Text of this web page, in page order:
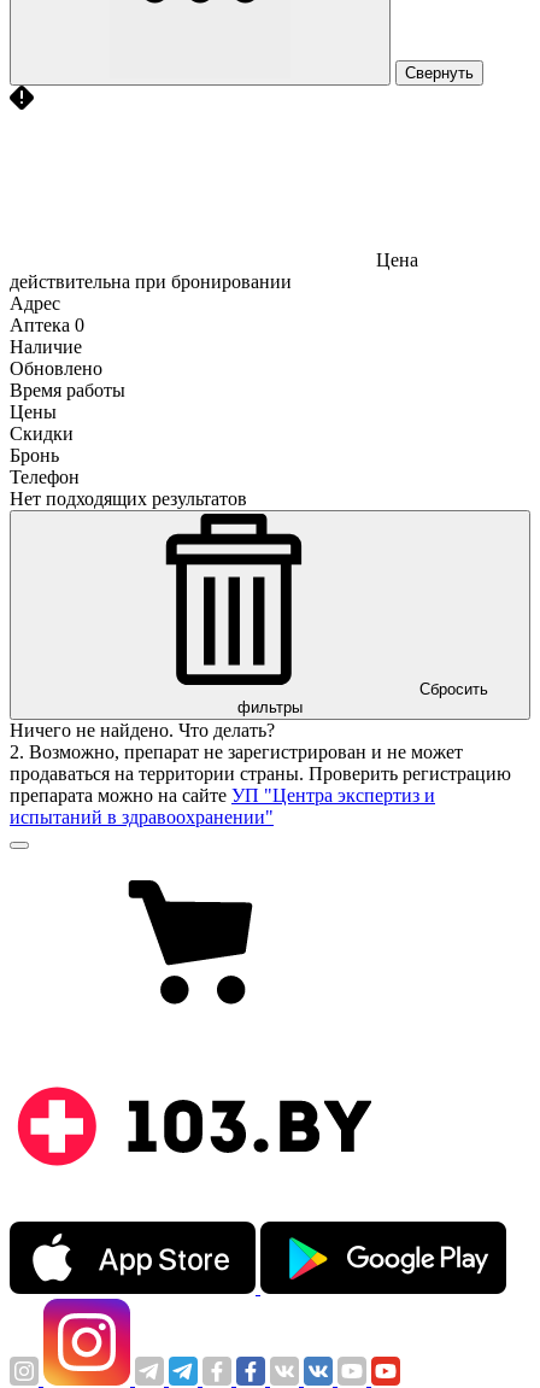
Свернуть
Цена
действительна при бронировании
Адрес
Аптека 0
Наличие
Обновлено
Время работы
Цены
Скидки
Бронь
Телефон
Нет подходящих результатов
Сбросить
фильтры
Ничего не найдено. Что делать?
2. Возможно, препарат не зарегистрирован и не может
продаваться на территории страны. Проверить регистрацию
препарата можно на сайте УП "Центра экспертиз и
испытаний в здравоохранении"